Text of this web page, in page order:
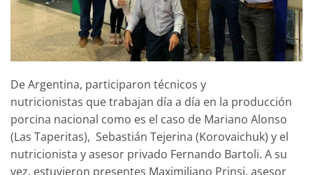
De Argentina, participaron técnicos y
nutricionistas que trabajan día a día en la producción
porcina nacional como es el caso de Mariano Alonso
(Las Taperitas), Sebastián Tejerina (Korovaichuk) y el
nutricionista y asesor privado Fernando Bartoli. A su
vez, estuvieron presentes Maximiliano Prinsi, asesor